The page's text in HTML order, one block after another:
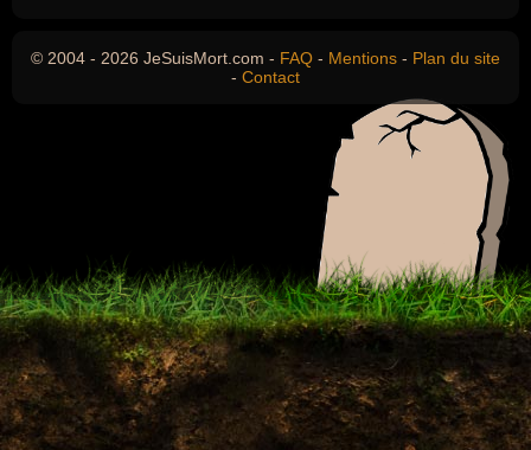
© 2004 - 2026 JeSuisMort.com - FAQ - Mentions - Plan du site
- Contact